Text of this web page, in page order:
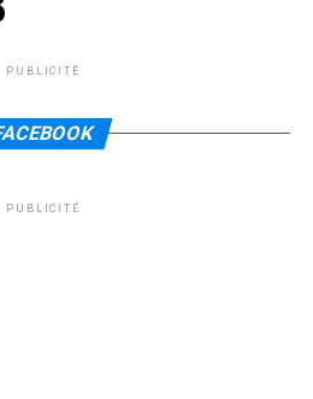
PUBLICITÉ
PUBLICITÉ